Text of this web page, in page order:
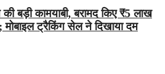
बड़ी कामयाबी, बरामद किए ₹5 लाख
ट्रैकिंग सेल ने दिखाया दम